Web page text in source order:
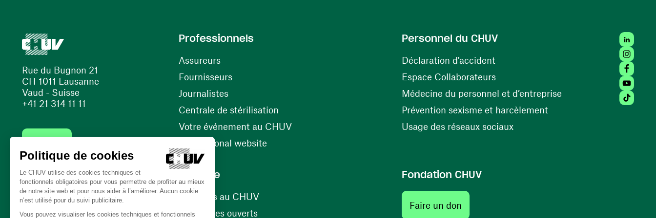
Rue du Bugnon 21
CH-1011 Lausanne
Vaud - Suisse
+41 21 314 11 11
Professionnels
Assureurs
Fournisseurs(opens in a new window)
Journalistes
Centrale de stérilisation
Votre événement au CHUV(opens in a new window)
International website
Personnel du CHUV
Déclaration d'accident(opens in a new window)
Espace Collaborateurs(opens in a new window)
Médecine du personnel et d’entreprise(opens in a new
Prévention sexisme et harcèlement(opens in a new window)
Usage des réseaux sociaux(opens in a new window)
Carrière
Carrières au CHUV(opens in a new window)
Nos postes ouverts(opens in a new window)
Fondation CHUV
Faire un don
Tiktok